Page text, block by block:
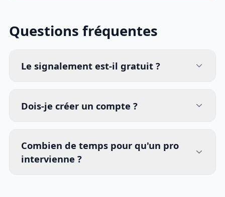
Questions fréquentes
Le signalement est-il gratuit ?
Dois-je créer un compte ?
Combien de temps pour qu'un pro
intervienne ?